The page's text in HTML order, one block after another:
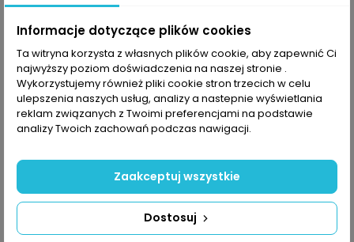
-10% z kodem MOVE
Koszulka rowerowa
damska Alé Cycling
-10% z kodem MOVE
Koszulka rowerowa
męska Alé Cycling
Road
429,99 PLN
Informacje dotyczące plików cookies
Ta witryna korzysta z własnych plików cookie, aby zapewnić Ci
najwyższy poziom doświadczenia na naszej stronie .
Wykorzystujemy również pliki cookie stron trzecich w celu
ulepszenia naszych usług, analizy a nastepnie wyświetlania
reklam związanych z Twoimi preferencjami na podstawie
analizy Twoich zachowań podczas nawigacji.
Dostosuj
Zaakceptuj wszystkie